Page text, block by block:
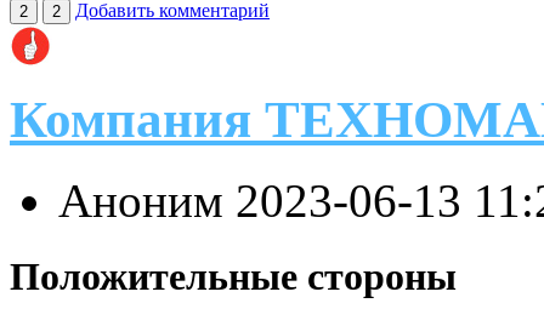
2 2 Добавить комментарий
Компания
Аноним 2023-06-13
Положительные стороны